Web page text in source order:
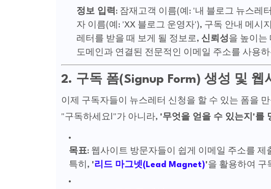
정보 입력 : 잠재고객 이름(예: '내 블로그 뉴스레
자 이름(예: 'XX 블로그 운영자'), 구독 안내 메시
레터를 받을 때 보게 될 정보로, 신뢰성을 높이는
도메인과 연결된 전문적인 이메일 주소를 사용
2. 구독 폼(Signup Form) 생성 및 웹
이제 구독자들이 뉴스레터 신청을 할 수 있는 폼을
"구독하세요!"가 아니라, '무엇을 얻을 수 있는지'를
목표: 웹사이트 방문자들이 쉽게 이메일 주소를
특히, '리드 마그넷(Lead Magnet)'을 활용하여 구